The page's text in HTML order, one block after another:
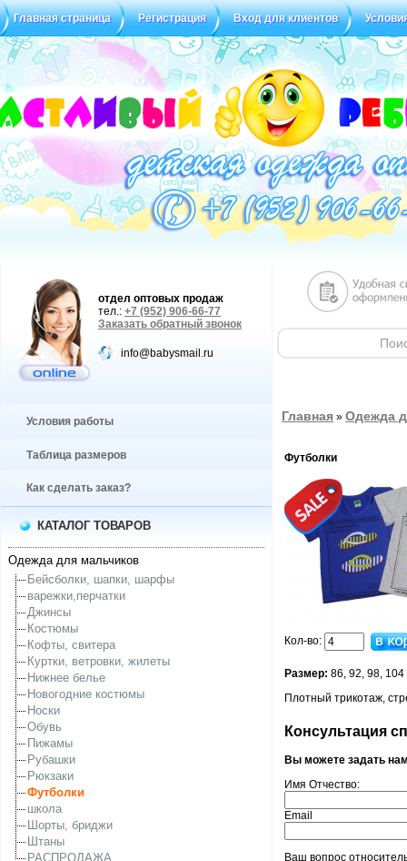
Главная страница Регистрация Вход для клиентов
Статус заказа Отзывы
отдел оптовых продаж
тел.: +7 (952) 906-66-77
Заказать обратный звонок
info@babysmail.ru
Условия работы
Таблица размеров
Как сделать заказ?
КАТАЛОГ ТОВАРОВ
Одежда для мальчиков
Бейсболки, шапки, шарфы
варежки,перчатки
Джинсы
Костюмы
Кофты, свитера
Куртки, ветровки, жилеты
Нижнее белье
Новогодние костюмы
Носки
Обувь
Пижамы
Рубашки
Рюкзаки
Футболки
школа
Шорты, бриджи
Штаны
РАСПРОДАЖА
Главная » Одежда
Футболки
Кол-во:
Размер: 86, 92, 98, 104
Плотный трикотаж,
Консультация
Вы можете задать
Имя Отчество:
Email
Ваш вопрос